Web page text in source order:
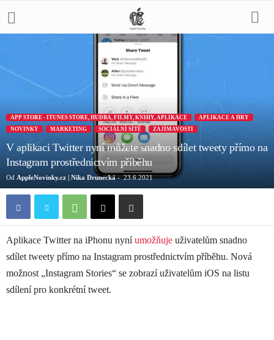
APP STORE - ITUNES STORE, HUDBA, FILMY, KNIHY, APLIKACE
APLIKACE A HRY
NOVINKY
MARKETING SOCIÁLNÍ SÍTĚ ZAJÍMAVOSTI
V aplikaci Twitter nyní můžete snadno sdílet tweety přímo na
Instagram prostřednictvím příběhu
Od AppleNovinky.cz | Nika Drunecká- 23.6.2021
Aplikace Twitter na iPhonu nyní umožňuje uživatelům snadno
sdílet tweety přímo na Instagram prostřednictvím příběhu. Nová
možnost „Instagram Stories“ se zobrazí uživatelům iOS na listu
sdílení pro konkrétní tweet.